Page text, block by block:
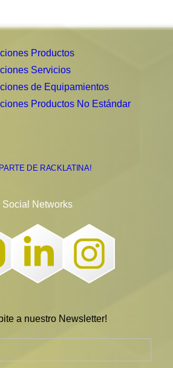
Productos
Servicios
de Equipamientos
Productos No Estándar
DE RACKLATINA!
Social Networks
a nuestro Newsletter!